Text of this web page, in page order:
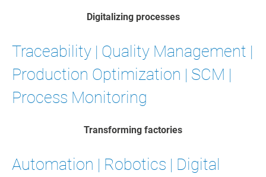
Digitalizing processes
Traceability | Quality Management |
Production Optimization | SCM |
Process Monitoring
Transforming factories
Automation | Robotics | Digital